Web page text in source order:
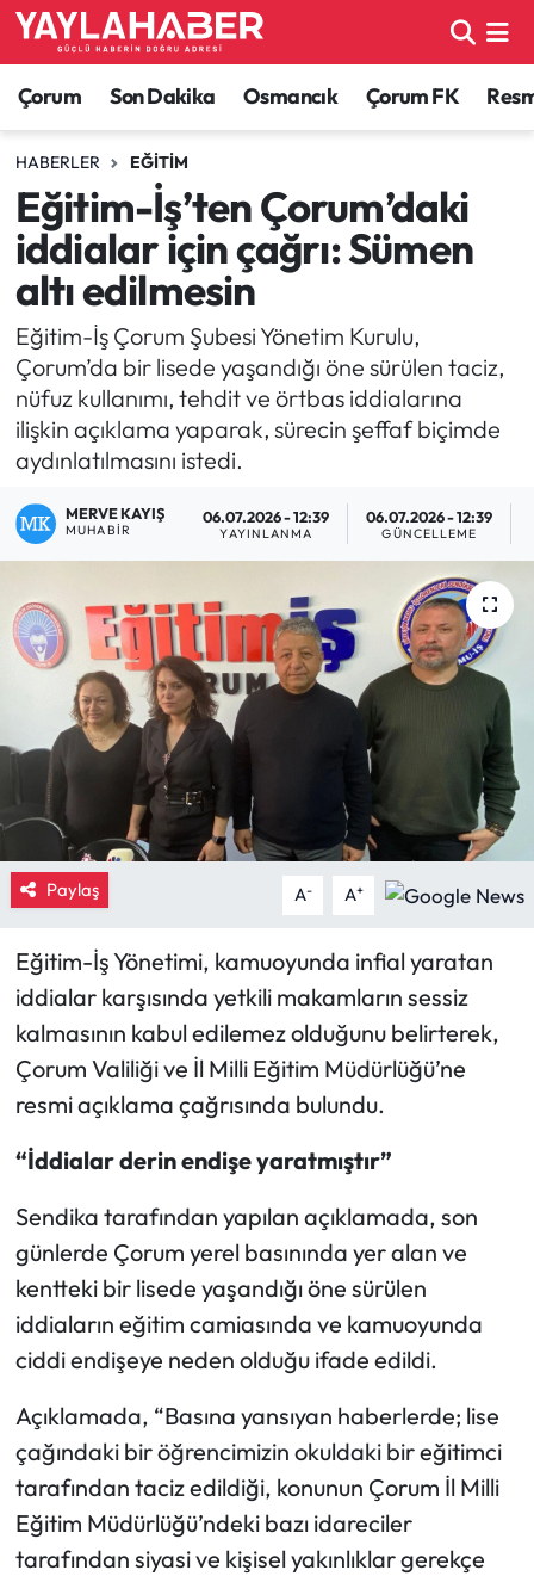
Çorum Son Dakika Osmancık Çorum FK
HABERLER EĞITIM
Eğitim-İş’ten Çorum’daki
iddialar için çağrı: Sümen
altı edilmesin
Eğitim-İş Çorum Şubesi Yönetim Kurulu,
Çorum’da bir lisede yaşandığı öne sürülen taciz,
nüfuz kullanımı, tehdit ve örtbas iddialarına
ilişkin açıklama yaparak, sürecin şeffaf biçimde
aydınlatılmasını istedi.
MERVE KAYIŞ
MUHABIR
06.07.2026 - 12:39
YAYINLANMA
06.07.2026 - 12:39
GÜNCELLEME
Paylaş A- A+
Eğitim-İş Yönetimi, kamuoyunda infial yaratan
iddialar karşısında yetkili makamların sessiz
kalmasının kabul edilemez olduğunu belirterek,
Çorum Valiliği ve İl Milli Eğitim Müdürlüğü’ne
resmi açıklama çağrısında bulundu.
“İddialar derin endişe yaratmıştır”
Sendika tarafından yapılan açıklamada, son
günlerde Çorum yerel basınında yer alan ve
kentteki bir lisede yaşandığı öne sürülen
iddiaların eğitim camiasında ve kamuoyunda
ciddi endişeye neden olduğu ifade edildi.
Açıklamada, “Basına yansıyan haberlerde; lise
çağındaki bir öğrencimizin okuldaki bir eğitimci
tarafından taciz edildiği, konunun Çorum İl Milli
Eğitim Müdürlüğü’ndeki bazı idareciler
tarafından siyasi ve kişisel yakınlıklar gerekçe
Alaca Haberleri
Bayat Haberleri
Bilgi - Keşfet Haberleri
Bilim ve Teknoloji
Boğazkale Haberleri
Çorum Haberleri
Çorum Son Dakika Haberleri
Dodurga Haberleri
Ekonomi
Güncel
İskilip Haberleri
Kargı Haberleri
Kimdir?
Laçin Haberleri
Magazin
Mecitözü Haberleri
Ortaköy Haberleri
Osmancık Haberleri
Otomotiv
Resmi İlan
Resmi Reklam
Sağlık
Çorum Nöbetçi Eczaneler
Çorum Hava Durumu
Çorum Namaz Vakitleri
Çorum Trafik Yoğunluk Haritası
TFF 1.Lig Puan Durumu ve Fikstür
Tüm Manşetler
Son Dakika Haberleri
Haber Arşivi